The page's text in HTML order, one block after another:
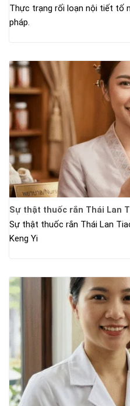
Thực trạng rối loạn nội tiết tố
pháp.
Sự thật thuốc rắn Thái Lan
Sự thật thuốc rắn Thái Lan
Keng Yi